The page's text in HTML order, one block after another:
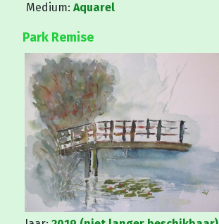
Medium: Aquarel
Park Remise